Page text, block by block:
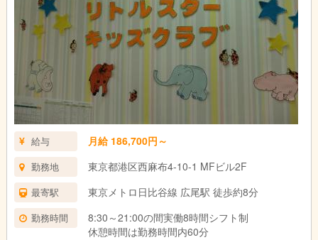
給与 月給 186,700円～
勤務地 東京都港区西麻布4-10-1 MFビル2F
最寄駅 東京メトロ日比谷線 広尾駅 徒歩約8分
勤務時間
8:30～21:00の間実働8時間シフト制
休憩時間は勤務時間内60分